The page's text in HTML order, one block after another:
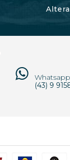
Whatsapp
(43) 9